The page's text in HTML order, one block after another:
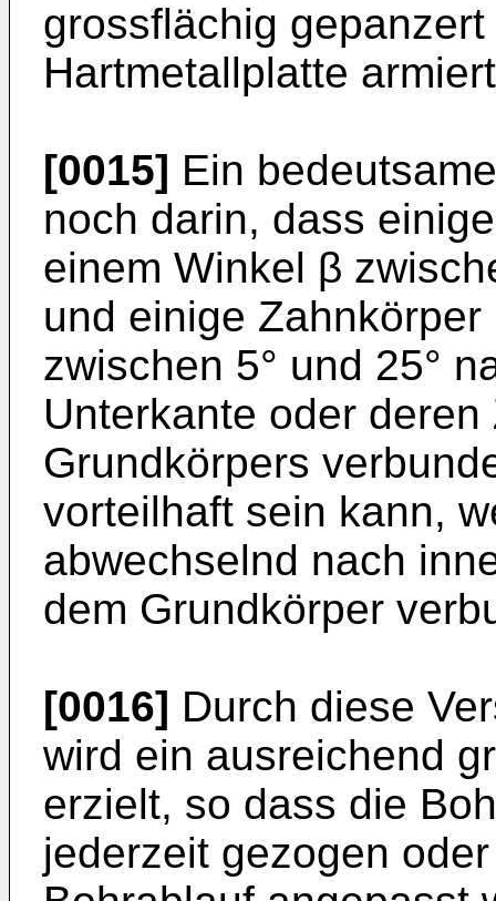
grossflächig
Hartmetallplatte
[0015] Ein
noch darin, dass
einem Winkel β
und einige
zwischen 5° und 25°
Unterkante oder
Grundkörpers
vorteilhaft sein kann,
abwechselnd nach
dem Grundkörper
[0016] Durch diese
wird ein ausreichend
erzielt, so dass die
jederzeit gezogen